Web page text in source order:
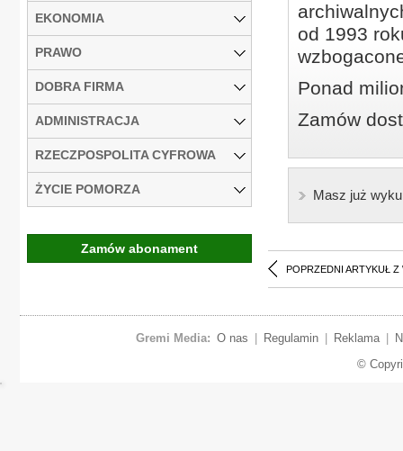
od 1993
Ponad
Zamów
Masz już
POPRZEDNI ARTYKUŁ Z
EKONOMIA
PRAWO
DOBRA FIRMA
ADMINISTRACJA
RZECZPOSPOLITA CYFROWA
ŻYCIE POMORZA
Zamów abonament
Gremi Media: O nas Regulamin Reklama
©